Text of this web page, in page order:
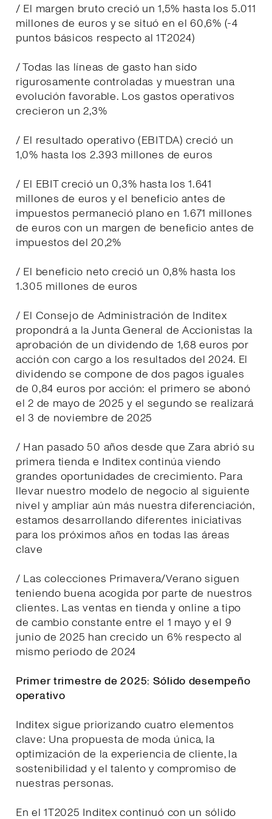
/ El margen bruto creció un 1,5% hasta los 5.011
millones de euros y se situó en el 60,6% (-4
puntos básicos respecto al 1T2024)
/ Todas las líneas de gasto han sido
rigurosamente controladas y muestran una
evolución favorable. Los gastos operativos
crecieron un 2,3%
/ El resultado operativo (EBITDA) creció un
1,0% hasta los 2.393 millones de euros
/ El EBIT creció un 0,3% hasta los 1.641
millones de euros y el beneficio antes de
impuestos permaneció plano en 1.671 millones
de euros con un margen de beneficio antes de
impuestos del 20,2%
/ El beneficio neto creció un 0,8% hasta los
1.305 millones de euros
/ El Consejo de Administración de Inditex
propondrá a la Junta General de Accionistas la
aprobación de un dividendo de 1,68 euros por
acción con cargo a los resultados del 2024. El
dividendo se compone de dos pagos iguales
de 0,84 euros por acción: el primero se abonó
el 2 de mayo de 2025 y el segundo se realizará
el 3 de noviembre de 2025
/ Han pasado 50 años desde que Zara abrió su
primera tienda e Inditex continúa viendo
grandes oportunidades de crecimiento. Para
llevar nuestro modelo de negocio al siguiente
nivel y ampliar aún más nuestra diferenciación,
estamos desarrollando diferentes iniciativas
para los próximos años en todas las áreas
clave
/ Las colecciones Primavera/Verano siguen
teniendo buena acogida por parte de nuestros
clientes. Las ventas en tienda y online a tipo
de cambio constante entre el 1 mayo y el 9
junio de 2025 han crecido un 6% respecto al
mismo periodo de 2024
Primer trimestre de 2025: Sólido desempeño
operativo
Inditex sigue priorizando cuatro elementos
clave: Una propuesta de moda única, la
optimización de la experiencia de cliente, la
sostenibilidad y el talento y compromiso de
nuestras personas.
En el 1T2025 Inditex continuó con un sólido